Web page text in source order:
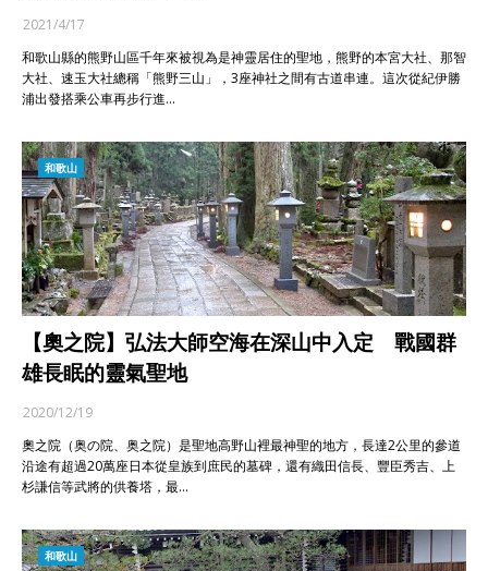
2021/4/17
和歌山縣的熊野山區千年來被視為是神靈居住的聖地，熊野的本宮大社、那智
大社、速玉大社總稱「熊野三山」，3座神社之間有古道串連。這次從紀伊勝
浦出發搭乘公車再步行進…
和歌山
【奧之院】弘法大師空海在深山中入定 戰國群
雄長眠的靈氣聖地
2020/12/19
奧之院（奥の院、奥之院）是聖地高野山裡最神聖的地方，長達2公里的參道
沿途有超過20萬座日本從皇族到庶民的墓碑，還有織田信長、豐臣秀吉、上
杉謙信等武將的供養塔，最…
和歌山